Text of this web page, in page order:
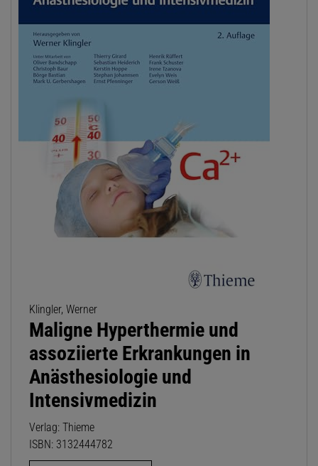
Klingler, Werner
Maligne Hyperthermie und
assoziierte Erkrankungen in
Anästhesiologie und
Intensivmedizin
Verlag: Thieme
ISBN: 3132444782